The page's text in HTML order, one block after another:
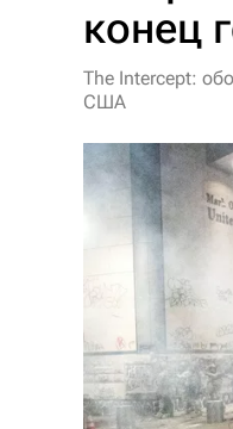
конец
The Intercept:
США